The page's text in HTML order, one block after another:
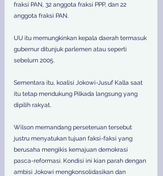
fraksi PAN, 32 anggota fraksi PPP, dan 22
anggota fraksi PAN.
UU itu memungkinkan kepala daerah termasuk
gubernur ditunjuk parlemen atau seperti
sebelum 2005.
Sementara itu, koalisi Jokowi-Jusuf Kalla saat
itu tetap mendukung Pilkada langsung yang
dipilih rakyat.
Wilson memandang perseteruan tersebut
justru menyatukan tujuan faksi-faksi yang
berusaha mengikis kemajuan demokrasi
pasca-reformasi. Kondisi ini kian parah dengan
ambisi Jokowi mengkonsolidasikan dan